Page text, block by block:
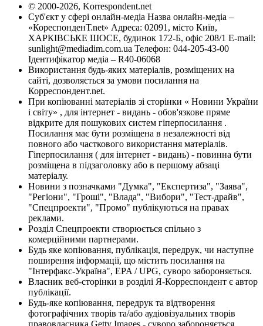
© 2000-2026, Korrespondent.net
Суб'єкт у сфері онлайн-медіа Назва онлайн-медіа –
«КореспонденТ.net» Адреса: 02091, місто Київ,
ХАРКІВСЬКЕ ШОСЕ, будинок 172-Б, офіс 208/1 E-mail:
sunlight@mediadim.com.ua Телефон: 044-205-43-00
Ідентифікатор медіа – R40-06068
Використання будь-яких матеріалів, розміщених на
сайті, дозволяється за умови посилання на
Корреспондент.net.
При копіюванні матеріалів зі сторінки « Новини України
і світу» , для інтернет - видань - обов'язкове пряме
відкрите для пошукових систем гіперпосилання .
Посилання має бути розміщена в незалежності від
повного або часткового використання матеріалів.
Гіперпосилання ( для інтернет - видань) - повинна бути
розміщена в підзаголовку або в першому абзаці
матеріалу.
Новини з позначками "Думка", "Експертиза", "Заява",
"Регіони", "Гроші", "Влада", "Вибори", "Тест-драйв",
"Спецпроекти", "Промо" публікуються на правах
реклами.
Розділ Спецпроекти створюється спільно з
комерційними партнерами.
Будь яке копіювання, публікація, передрук, чи наступне
поширення інформації, що містить посилання на
"Інтерфакс-Україна", EPA / UPG, суворо забороняється.
Власник веб-сторінки в розділі Я-Корреспондент є автор
публікації.
Будь-яке копіювання, передрук та відтворення
фотографічних творів та/або аудіовізуальних творів
правовласника Getty Images - суворо забороняється.